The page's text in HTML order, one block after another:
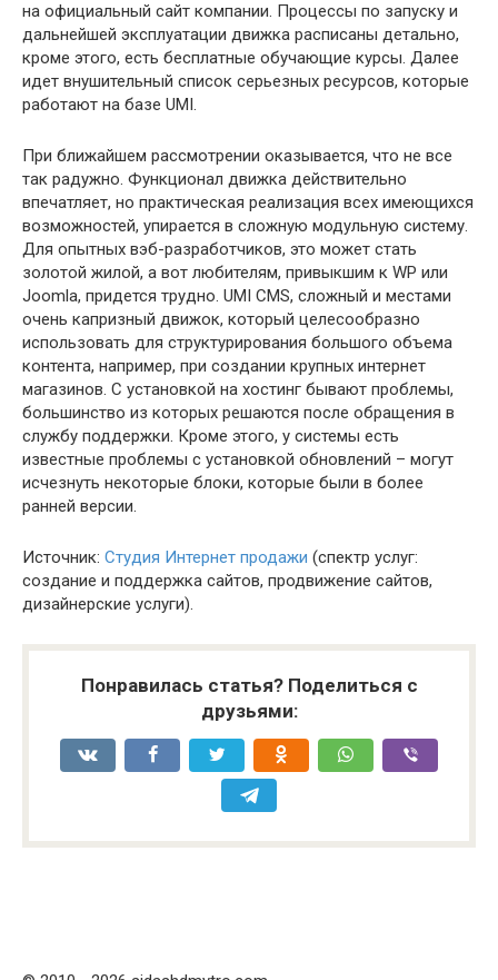
на официальный сайт компании. Процессы по запуску и
дальнейшей эксплуатации движка расписаны детально,
кроме этого, есть бесплатные обучающие курсы. Далее
идет внушительный список серьезных ресурсов, которые
работают на базе UMI.
При ближайшем рассмотрении оказывается, что не все
так радужно. Функционал движка действительно
впечатляет, но практическая реализация всех имеющихся
возможностей, упирается в сложную модульную систему.
Для опытных вэб-разработчиков, это может стать
золотой жилой, а вот любителям, привыкшим к WP или
Joomla, придется трудно. UMI CMS, сложный и местами
очень капризный движок, который целесообразно
использовать для структурирования большого объема
контента, например, при создании крупных интернет
магазинов. С установкой на хостинг бывают проблемы,
большинство из которых решаются после обращения в
службу поддержки. Кроме этого, у системы есть
известные проблемы с установкой обновлений – могут
исчезнуть некоторые блоки, которые были в более
ранней версии.
Источник: Студия Интернет продажи (спектр услуг:
создание и поддержка сайтов, продвижение сайтов,
дизайнерские услуги).
Понравилась статья? Поделиться с
друзьями: